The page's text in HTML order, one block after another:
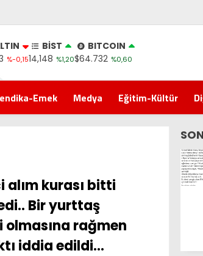
%-0,15
BİST
14,148 %1,20
BITCOIN
$64.732 %0,60
Emek Medya Eğitim-Kültür
alım kurası bitti
Bir yurttaş
rağmen
iddia edildi…